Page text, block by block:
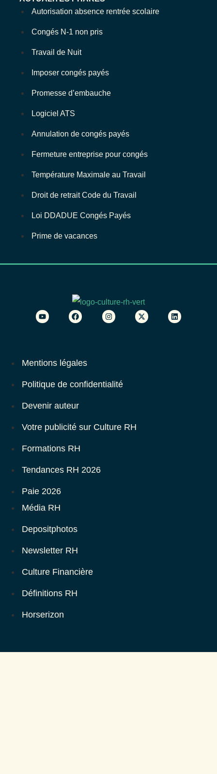
Autorisation absence rentrée scolaire
Congés N-1 non pris
Travail de Nuit
Imposer congés payés
Promesse d’embauche
Logiciel ATS
Annulation de congés payés
Fermeture entreprise pour congés
Température Maximale au Travail
Droit de retrait Code du Travail
Loi DDADUE Congés Payés
Prime de vacances
Mentions légales
Politique de confidentialité
Devenir auteur
Votre publicité sur Culture RH
Formations RH
Tendances RH 2026
Paie 2026
Média RH
Depositphotos
Newsletter RH
Culture Financière
Définitions RH
Horserizon